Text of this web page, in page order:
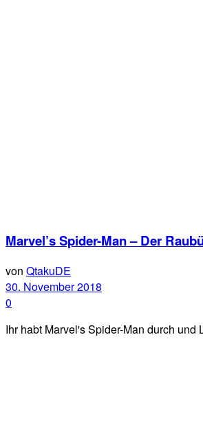
Marvel’s Spider-Man – Der
von QtakuDE
30. November 2018
0
Ihr habt Marvel's Spider-Man durch